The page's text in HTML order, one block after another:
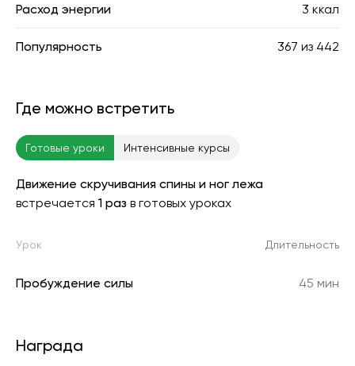
Расход энергии 3 ккал
Популярность 367 из 442
Где можно встретить
Готовые уроки Интенсивные курсы
Движение скручивания спины и ног лежа
встречается 1 раз в готовых уроках
Урок Длительность
Пробуждение силы 45 мин
Награда